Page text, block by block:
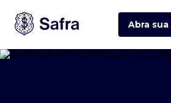
Abra sua